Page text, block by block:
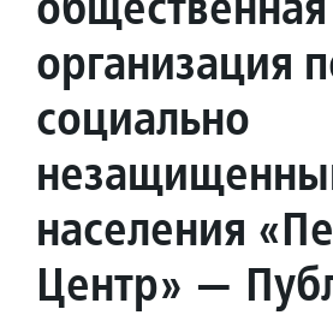
организация
социально
населения
Центр» —